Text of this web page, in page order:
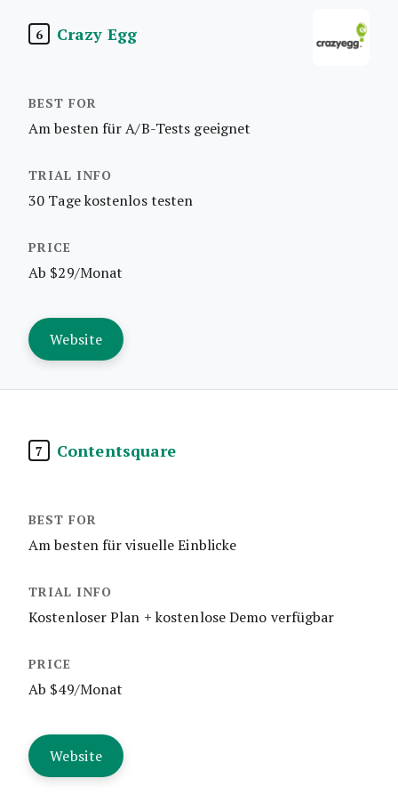
6 Crazy Egg
Am besten für A/B-Tests geeignet
30 Tage kostenlos testen
Ab $29/Monat
Website
7 Contentsquare
Am besten für visuelle Einblicke
Kostenloser Plan + kostenlose Demo verfügbar
Ab $49/Monat
Website